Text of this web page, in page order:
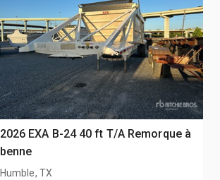
2026 EXA B-24 40 ft T/A Remorque à
benne
Humble, TX